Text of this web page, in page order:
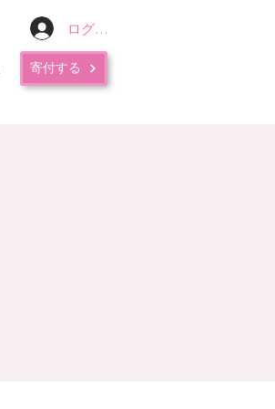
ログイン
寄付する